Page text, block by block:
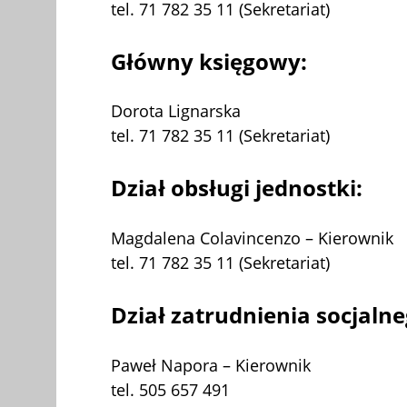
tel. 71 782 35 11 (Sekretariat)
Główny księgowy:
Dorota Lignarska
tel. 71 782 35 11 (Sekretariat)
Dział obsługi jednostki:
Magdalena Colavincenzo – Kierownik
tel. 71 782 35 11 (Sekretariat)
Dział zatrudnienia
Paweł Napora – Kierownik
tel. 505 657 491